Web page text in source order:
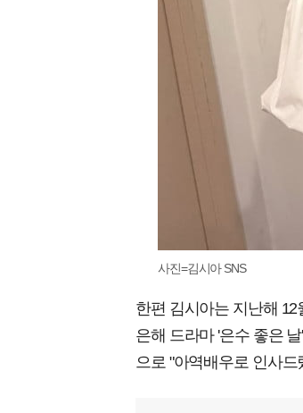
사진=김시아 SNS
한편 김시아는 지난해
은해 드라마 '은수 좋은
으로 "아역배우로 인사